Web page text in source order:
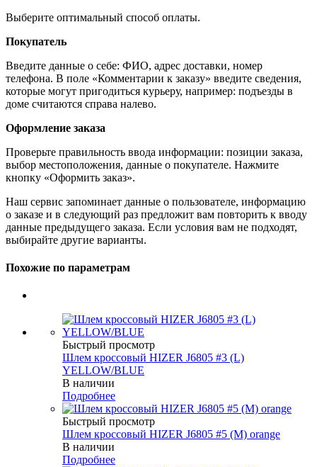
Выберите оптимальный способ оплаты.
Покупатель
Введите данные о себе: ФИО, адрес доставки, номер
телефона. В поле «Комментарии к заказу» введите сведения,
которые могут пригодиться курьеру, например: подъезды в
доме считаются справа налево.
Оформление заказа
Проверьте правильность ввода информации: позиции заказа,
выбор местоположения, данные о покупателе. Нажмите
кнопку «Оформить заказ».
Наш сервис запоминает данные о пользователе, информацию
о заказе и в следующий раз предложит вам повторить к вводу
данные предыдущего заказа. Если условия вам не подходят,
выбирайте другие варианты.
Похожие по параметрам
Быстрый просмотр
Шлем кроссовый HIZER J6805 #3 (L)
YELLOW/BLUE
В наличии
Подробнее
Быстрый просмотр
Шлем кроссовый HIZER J6805 #5 (M) orange
В наличии
Подробнее